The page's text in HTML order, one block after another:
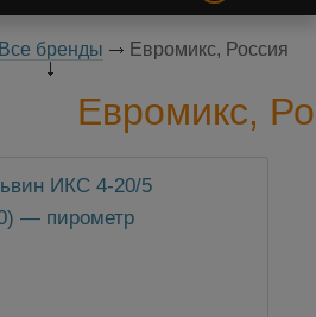
Все бренды Евромикс, Россия
Евромикс,